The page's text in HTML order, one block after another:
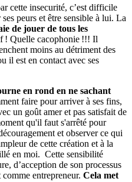
cette insecurité, c’est difficile
peurs et être sensible à lui. La
de jouer de tous les
! Quelle cacophonie !!! Il
moins au détriment des
il est en contact avec ses
en rond en ne sachant
faire pour arriver à ses fins,
un goût amer et pas satisfait de
qu'il faut s'arrêté pour
et observer ce qui
de cette création et à la
en moi. Cette sensibilité
d’acception de son processus
entrepreneur. Cela met